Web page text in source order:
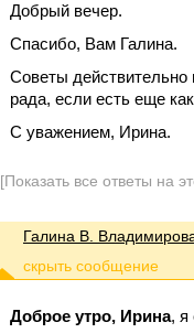
Добрый вечер.
Спасибо, Вам Галина.
Советы действительно
рада, если есть еще
С уважением, Ирина.
[Показать все ответы на
Галина В.
Доброе утро, Ирина, я